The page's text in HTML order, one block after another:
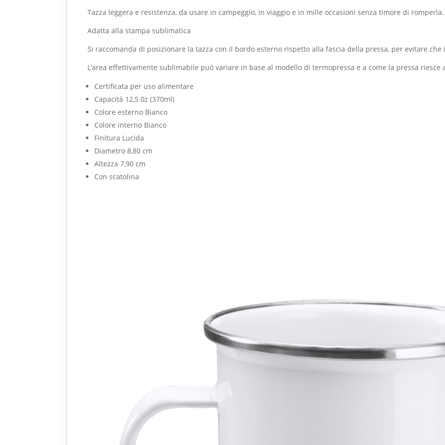
Tazza leggera e resistenza, da usare in campeggio, in viaggio e in mille occasioni senza timore di romperla.
Adatta alla stampa sublimatica
Si raccomanda di posizionare la tazza con il bordo esterno rispetto alla fascia della pressa, per evitare
L’area effettivamente sublimabile può variare in base al modello di termopressa e a come la pressa
Certificata per uso alimentare
Capacità 12,5 0z (370ml)
Colore esterno Bianco
Colore interno Bianco
Finitura Lucida
Diametro 8,80 cm
Altezza 7,90 cm
Con scatolina